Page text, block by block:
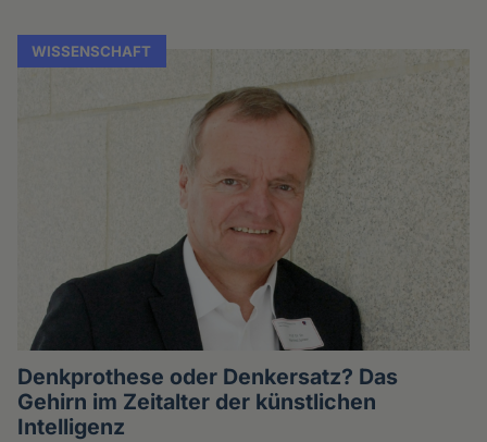
WISSENSCHAFT
Denkprothese oder Denkersatz? Das
Gehirn im Zeitalter der künstlichen
Intelligenz